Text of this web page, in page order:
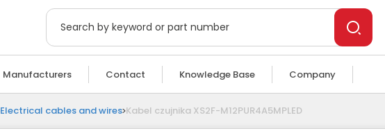
Manufacturers Contact Knowledge Base Company
Electrical cables and wires Kabel czujnika XS2F-M12PUR4A5MPLED